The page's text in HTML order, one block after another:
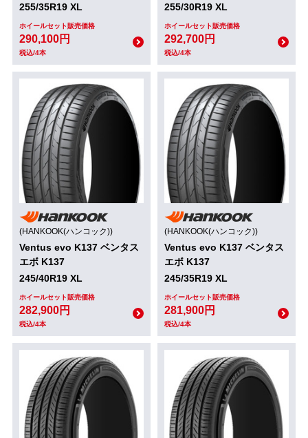
255/35R19 XL
ホイールセット販売価格
290,100円
税込/4本
255/30R19 XL
ホイールセット販売価格
292,700円
税込/4本
(HANKOOK(ハンコック))
Ventus evo K137 ベンタス
エボ K137
245/40R19 XL
ホイールセット販売価格
282,900円
税込/4本
(HANKOOK(ハンコック))
Ventus evo K137 ベンタス
エボ K137
245/35R19 XL
ホイールセット販売価格
281,900円
税込/4本